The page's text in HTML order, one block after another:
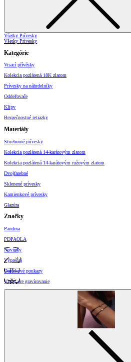
Všetky Prívesky
Všetky Prívesky
Kategórie
Visací přívěsky
Kolekcia pozlátená 18K zlatom
Prívesky na náhrdelníky
Oddeľovače
Klipy
Bezpečnostné retiazky
Materiály
Strieborné prívesky
Kolekcia pozlátená 14-karátovým zlatom
Kolekcia pozlátená 14-karátovým ružovým zlatom
Dvojfarebné
Sklenené prívesky
Kamienkové prívesky
Glazúra
Značky
Pandora
PDPAOLA
Novinky
Výpredaj
Darčekové poukazy
Vzory pre gravírovanie